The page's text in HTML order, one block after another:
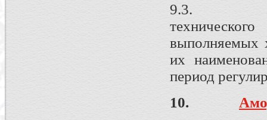
9.3.
выполняемых
их
период
10.